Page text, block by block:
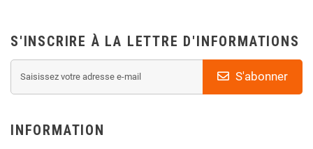
S'INSCRIRE À LA LETTRE D'INFORMATIONS
S'abonner
INFORMATION